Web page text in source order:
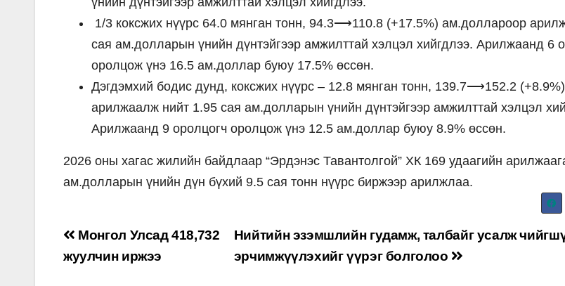
1/3 коксжих нүүрс 64.0 мянган тонн, 94.3⟶110.8 (+17.5%) ам.доллароор
сая ам.долларын үнийн дүнтэйгээр амжилттай хэлцэл хийгдлээ. Арилжаанд 6
оролцож үнэ 16.5 ам.доллар буюу 17.5% өссөн.
Дэгдэмхий бодис дунд, коксжих нүүрс – 12.8 мянган тонн, 139.7⟶152.2
арилжаалж нийт 1.95 сая ам.долларын үнийн дүнтэйгээр амжилттай хэлцэл
Арилжаанд 9 оролцогч оролцож үнэ 12.5 ам.доллар буюу 8.9% өссөн.
2026 оны хагас жилийн байдлаар “Эрдэнэс Тавантолгой” ХК 169 удаагийн
ам.долларын үнийн дүн бүхий 9.5 сая тонн нүүрс биржээр арилжлаа.
Post
navigation
Нийтийн эзэмшлийн гудамж, талбайг усалж
эрчимжүүлэхийг үүрэг болголоо
Монгол Улсад 418,732
жуулчин иржээ